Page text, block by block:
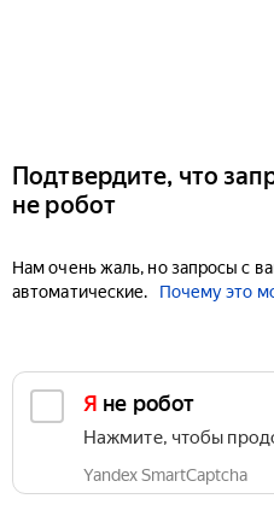
Подтвердите, что
не робот
Нам очень жаль, но запросы с
автоматические.
Почему это
Я не робот
Нажмите, чтобы
Yandex SmartCaptcha